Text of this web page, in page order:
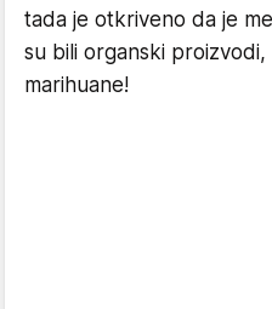
tada je otkriveno da je
su bili organski
marihuane!